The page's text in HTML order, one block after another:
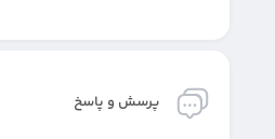
پرسش و پاسخ